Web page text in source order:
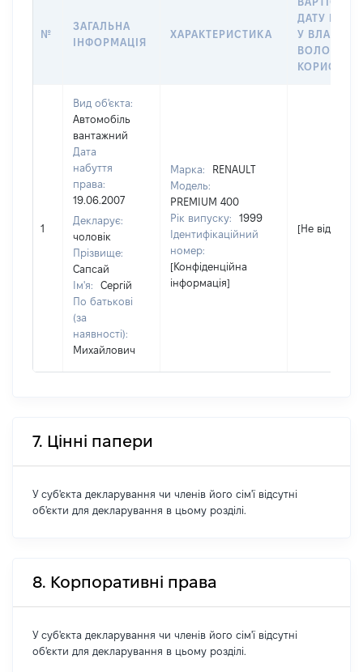
№
ЗАГАЛЬНА
ІНФОРМАЦІЯ
ХАРАКТЕРИСТИКА
ДАТУ
У
1
Вид об'єкта:
Автомобіль
вантажний
Дата
набуття
права:
19.06.2007
Декларує:
чоловік
Прізвище:
Сапсай
Ім'я:
Сергій
По батькові
(за
наявності):
Михайлович
Марка:
RENAULT
Модель:
PREMIUM 400
Рік випуску:
1999
Ідентифікаційний
номер:
[Конфіденційна
інформація]
[Не відомо]
7. Цінні папери
У суб'єкта декларування чи членів його сім'ї відсутні
об'єкти для декларування в цьому розділі.
8. Корпоративні права
У суб'єкта декларування чи членів його сім'ї відсутні
об'єкти для декларування в цьому розділі.